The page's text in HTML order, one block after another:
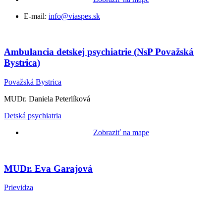
E-mail: info@viaspes.sk
Ambulancia detskej psychiatrie (NsP Považská
Bystrica)
Považská Bystrica
MUDr. Daniela Peterlíková
Detská psychiatria
Zobraziť na mape
MUDr. Eva Garajová
Prievidza